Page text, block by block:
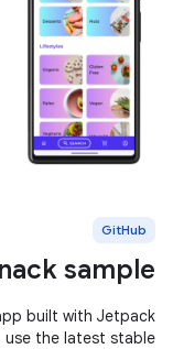
GitHub
sample
built with Jetpack
use the latest stable